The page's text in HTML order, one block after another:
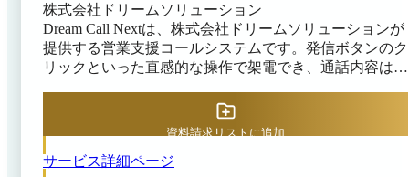
株式会社ドリームソリューション
Dream Call Nextは、株式会社ドリームソリューションが
提供する営業支援コールシステムです。発信ボタンのク
リックといった直感的な操作で架電でき、通話内容は自
ら、受注・見込み件数や受注率などのリアルタイムで分
析できるため、KPIの進捗状況も即座に把握可能です。
てオペレーターへ助言したりと、品質管理や人材育成に
サービス詳細ページ
資料請求リストに追加